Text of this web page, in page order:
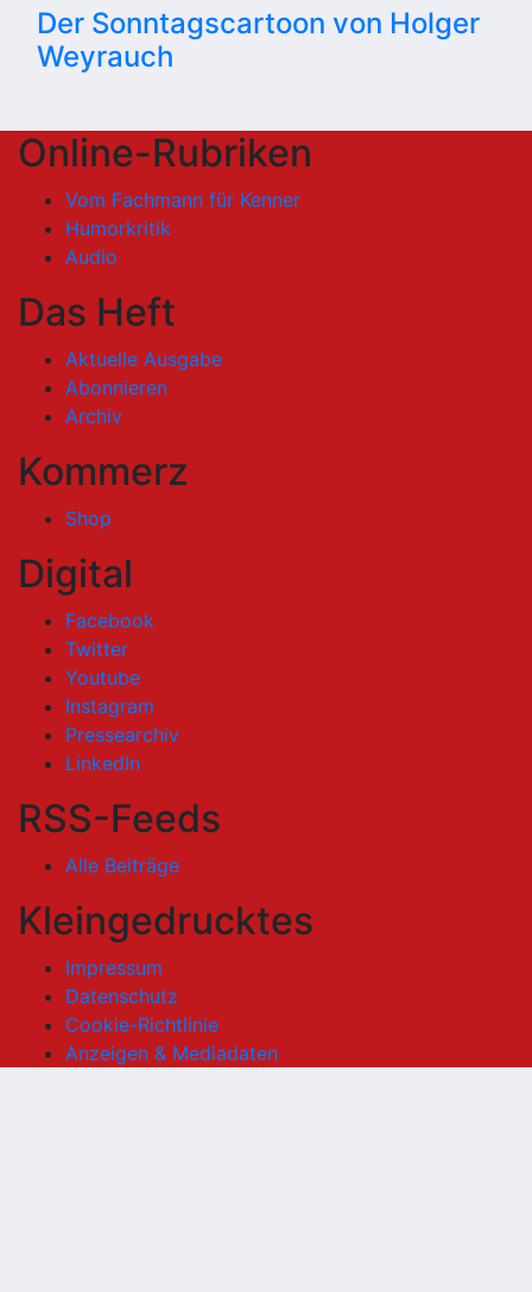
Der Sonntagscartoon von Holger
Weyrauch
Online-Rubriken
Vom Fachmann für Kenner
Humorkritik
Audio
Das Heft
Aktuelle Ausgabe
Abonnieren
Archiv
Kommerz
Shop
Digital
Facebook
Twitter
Youtube
Instagram
Pressearchiv
LinkedIn
RSS-Feeds
Alle Beiträge
Kleingedrucktes
Impressum
Datenschutz
Cookie-Richtlinie
Anzeigen & Mediadaten